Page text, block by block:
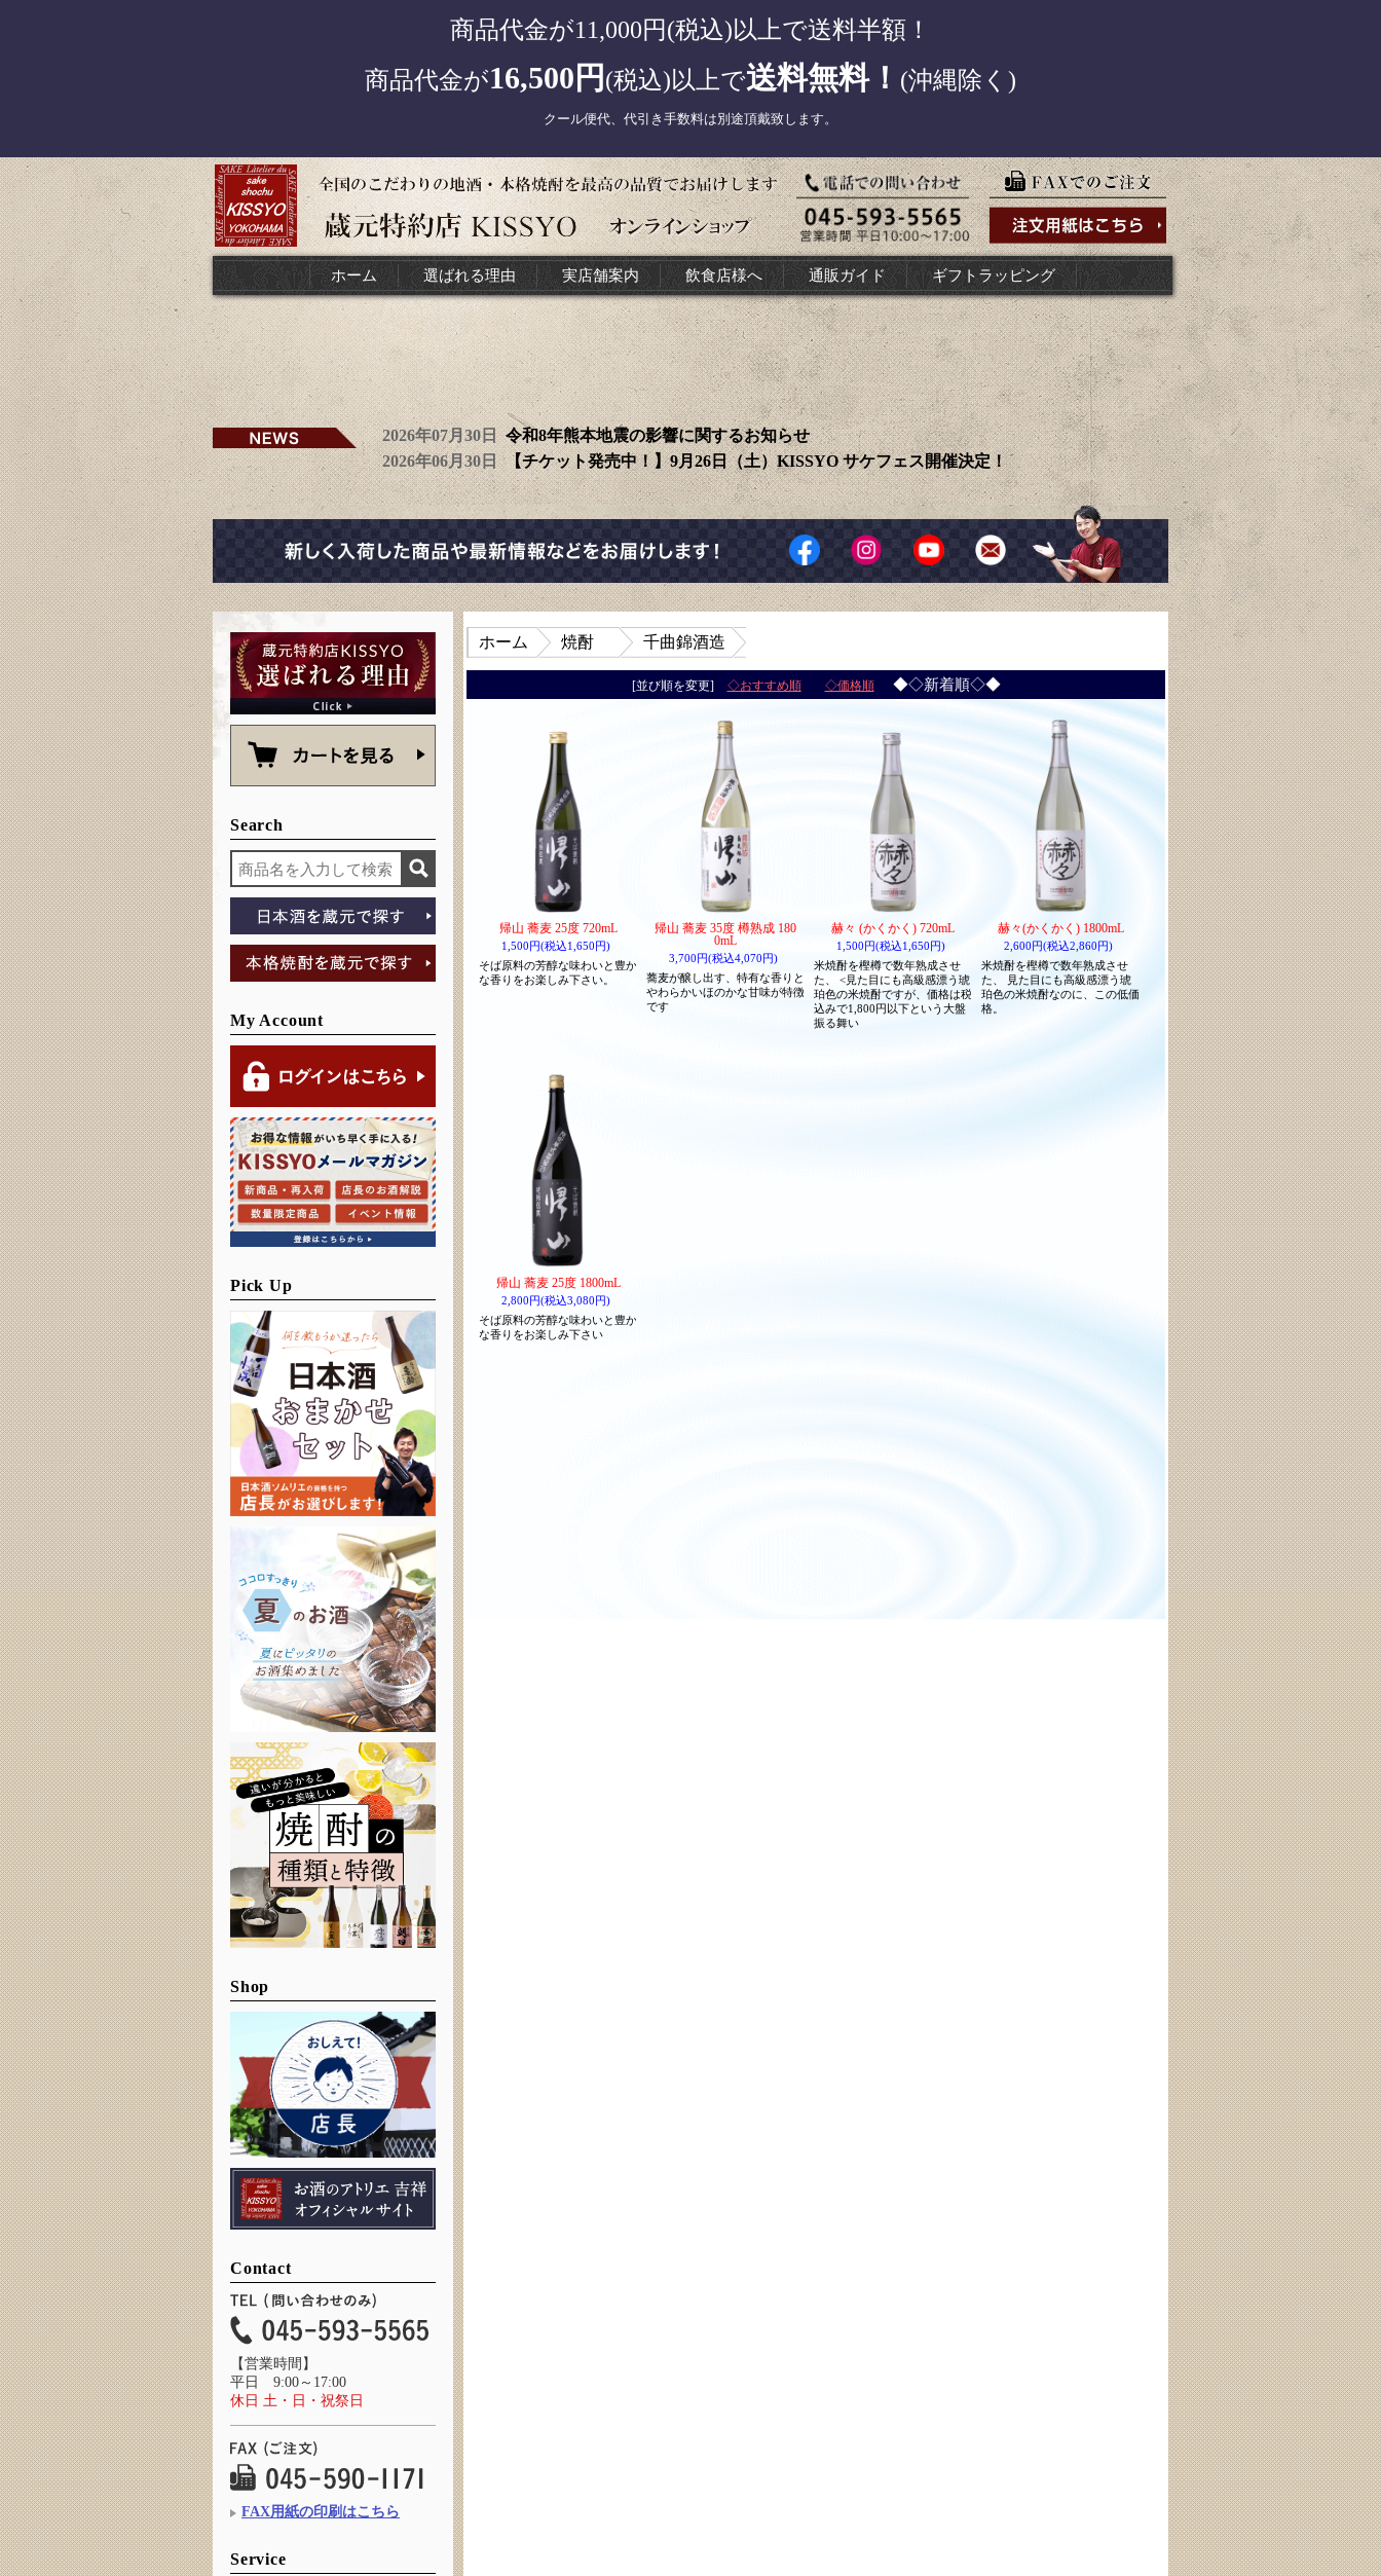
商品代金が11,000円(税込)以上で送料半額！
商品代金が16,500円 (税込)以上で送料無料！ (沖縄除く)
クール便代、代引き手数料は別途頂戴致します。
ホーム 選ばれる理由 実店舗案内 飲食店様へ 通販ガイド ギフトラッピング
2026年07月30日令和8年熊本地震の影響に関するお知らせ
2026年06月30日【チケット発売中！】9月26日（土）KISSYO サケフェス開催決定！
Search
My Account
Pick Up
Shop
Contact
【営業時間】
平日 9:00～17:00
休日 土・日・祝祭日
FAX用紙の印刷はこちら
Service
ホーム 焼酎 千曲錦酒造
[並び順を変更] ◇おすすめ順 ◇価格順 ◆◇新着順◇◆
帰山 蕎麦 25度 720mL
1,500円(税込1,650円)
そば原料の芳醇な味わいと豊か
な香りをお楽しみ下さい。
帰山 蕎麦 35度 樽熟成 180
0mL
3,700円(税込4,070円)
蕎麦が醸し出す、特有な香りと
やわらかいほのかな甘味が特徴
です
赫々 (かくかく) 720mL
1,500円(税込1,650円)
米焼酎を樫樽で数年熟成させ
た、 <見た目にも高級感漂う琥
珀色の米焼酎ですが、価格は税
込みで1,800円以下という大盤
振る舞い
赫々(かくかく) 1800mL
2,600円(税込2,860円)
米焼酎を樫樽で数年熟成させ
た、 見た目にも高級感漂う琥
珀色の米焼酎なのに、この低価
格。
帰山 蕎麦 25度 1800mL
2,800円(税込3,080円)
そば原料の芳醇な味わいと豊か
な香りをお楽しみ下さい